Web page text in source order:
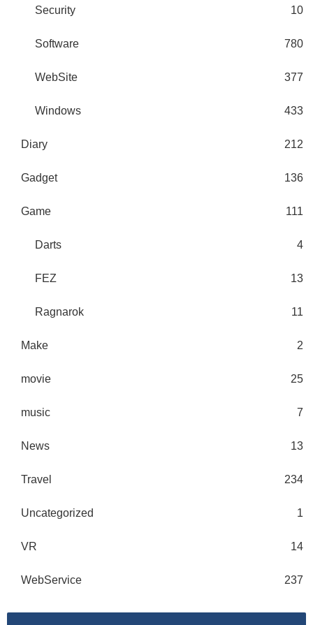
Security 10
Software 780
WebSite 377
Windows 433
Diary 212
Gadget 136
Game 111
Darts 4
FEZ 13
Ragnarok 11
Make 2
movie 25
music 7
News 13
Travel 234
Uncategorized 1
VR 14
WebService 237